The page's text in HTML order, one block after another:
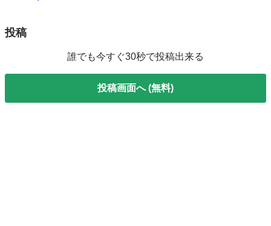
投稿
誰でも今すぐ30秒で投稿出来る
投稿画面へ (無料)